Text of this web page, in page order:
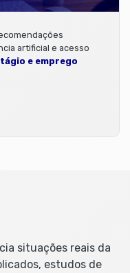
artificial e acesso
e emprego
situações reais da
estudos de